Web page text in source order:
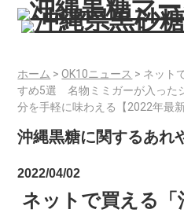
ホーム > OK10ニュース > ネット
すめ5選 名物ミミガーが入った
分を手軽に味わえる【2022年最新
沖縄黒糖に関するあれ
2022/04/02
ネットで買える「